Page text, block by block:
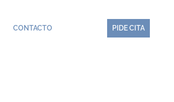
CONTACTO
PIDE CITA
PIDE CITA